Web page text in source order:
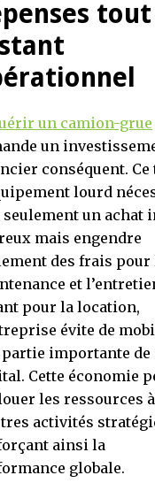
un camion-grue
un
conséquent. Ce
lourd
seulement un achat
mais engendre
des frais pour
et
pour la location,
évite de
partie importante de
Cette économie
les ressources à
activités
ainsi la
globale.